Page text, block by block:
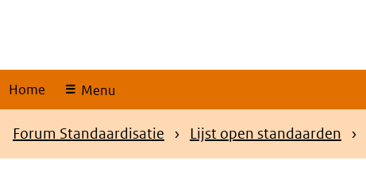
Home Menu
Kruimelpad
Forum Standaardisatie Lijst open standaarden